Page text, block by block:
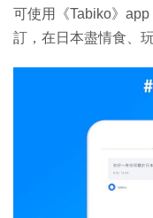
可使用《Tabiko》
訂，在日本盡情食、